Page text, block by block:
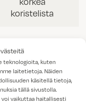
teknologioita, kuten
laitetietoja. Näiden
käsitellä tietoja,
tällä sivustolla.
vaikuttaa haitallisesti
koristelista